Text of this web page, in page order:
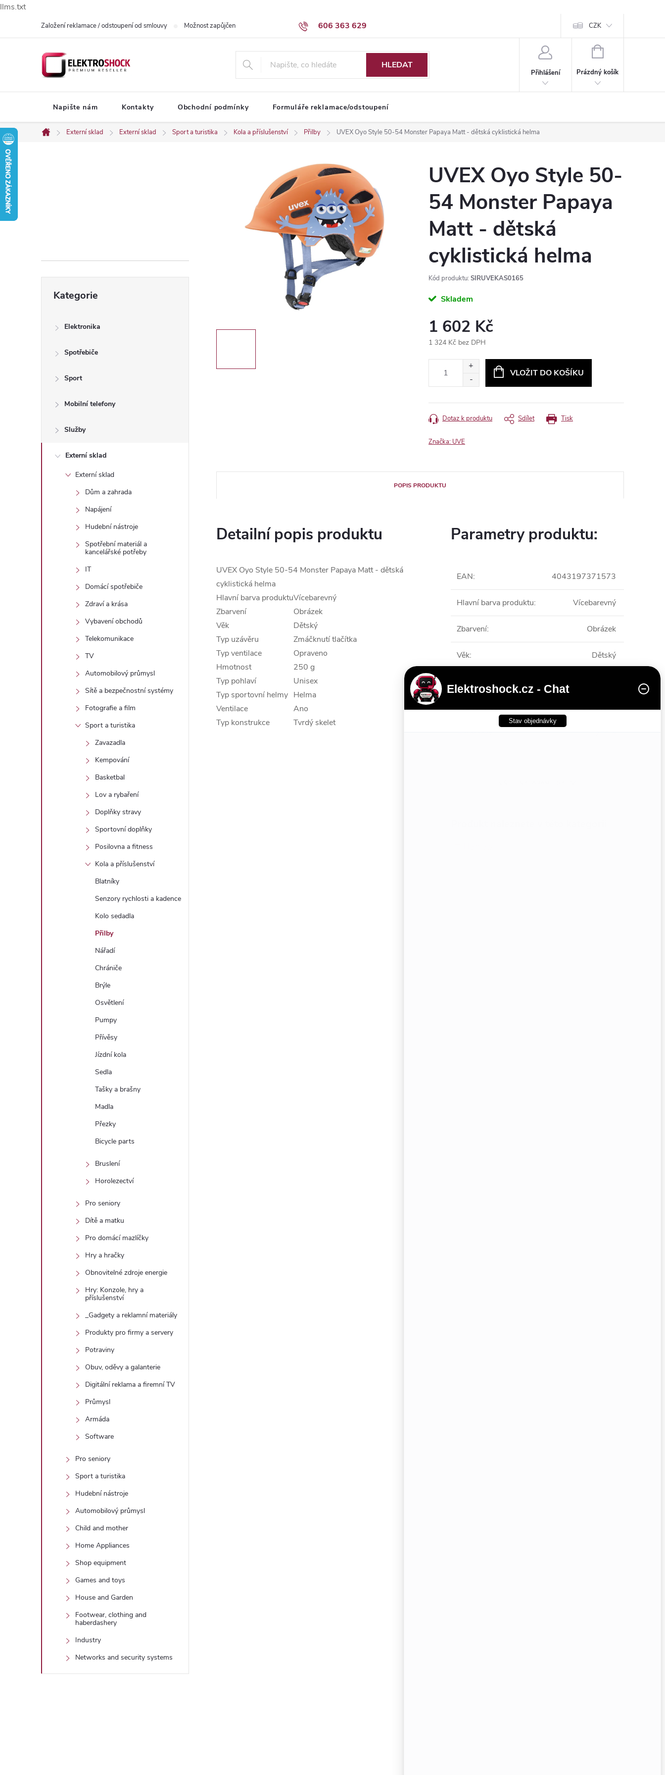
llms.txt
606 363 629
Založení reklamace / odstoupení od smlouvy Možnost zapůjčení dodávky Obchodní podmínky CZK
HLEDAT
Přihlášení
NÁKUPNÍ
Prázdný košík
Napište nám Kontakty Obchodní podmínky Formuláře reklamace/odstoupení
Domů
Externí sklad Externí sklad Sport a turistika Kola a příslušenství Přilby UVEX Oyo Style 50-54 Monster Papaya Matt - dětská cyklistická helma
r
n
kategorie
Kategorie
Elektronika
Spotřebiče
Sport
Mobilní telefony
Služby
Externí sklad
Externí sklad
Dům a zahrada
Napájení
Hudební nástroje
Spotřební materiál a
kancelářské potřeby
IT
Domácí spotřebiče
Zdraví a krása
Vybavení obchodů
Telekomunikace
TV
Automobilový průmysl
Sítě a bezpečnostní systémy
Fotografie a film
Sport a turistika
Zavazadla
Kempování
Basketbal
Lov a rybaření
Doplňky stravy
Sportovní doplňky
Posilovna a fitness
Kola a příslušenství
Blatníky
Senzory rychlosti a kadence
Kolo sedadla
Přilby
Nářadí
Chrániče
Brýle
Osvětlení
Pumpy
Přívěsy
Jízdní kola
Sedla
Tašky a brašny
Madla
Přezky
Bicycle parts
Bruslení
Horolezectví
Pro seniory
Dítě a matku
Pro domácí mazlíčky
Hry a hračky
Obnovitelné zdroje energie
Hry: Konzole, hry a
příslušenství
_Gadgety a reklamní materiály
Produkty pro firmy a servery
Potraviny
Obuv, oděvy a galanterie
Digitální reklama a firemní TV
Průmysl
Armáda
Software
Pro seniory
Sport a turistika
Hudební nástroje
Automobilový průmysl
Child and mother
Home Appliances
Shop equipment
Games and toys
House and Garden
Footwear, clothing and
haberdashery
Industry
Networks and security systems
UVEX Oyo Style 50-
54 Monster Papaya
Matt - dětská
cyklistická helma
Kód produktu: SIRUVEKAS0165
Skladem
1 602 Kč
1 324 Kč bez DPH
VLOŽIT DO KOŠÍKU
Tisk
Dotaz k produktu Sdílet
Značka: UVE
POPIS PRODUKTU
Detailní popis produktu
UVEX Oyo Style 50-54 Monster Papaya Matt - dětská
cyklistická helma
Hlavní barva produktuVícebarevný
Zbarvení
Obrázek
Věk
Dětský
Typ uzávěru
Zmáčknutí tlačítka
Typ ventilace
Opraveno
Hmotnost
250 g
Typ pohlaví
Unisex
Typ sportovní helmy Helma
Ventilace
Ano
Typ konstrukce
Tvrdý skelet
Parametry produktu:
EAN: 4043197371573
Hlavní barva produktu: Vícebarevný
Zbarvení: Obrázek
Věk: Dětský
Typ ventilace: Opraveno
Elektroshock.cz - Chat
Stav objednávky